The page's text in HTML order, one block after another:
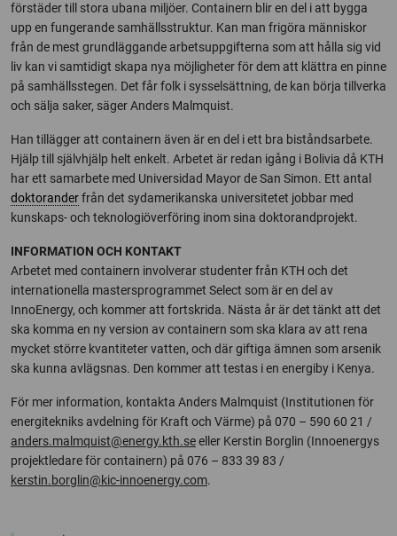
förstäder till stora ubana miljöer. Containern blir en del i att bygga
upp en fungerande samhällsstruktur. Kan man frigöra människor
från de mest grundläggande arbetsuppgifterna som att hålla sig vid
liv kan vi samtidigt skapa nya möjligheter för dem att klättra en pinne
på samhällsstegen. Det får folk i sysselsättning, de kan börja tillverka
och sälja saker, säger Anders Malmquist.
Han tillägger att containern även är en del i ett bra biståndsarbete.
Hjälp till självhjälp helt enkelt. Arbetet är redan igång i Bolivia då KTH
har ett samarbete med Universidad Mayor de San Simon. Ett antal
doktoranderfrån det sydamerikanska universitetet jobbar med
kunskaps- och teknologiöverföring inom sina doktorandprojekt.
INFORMATION OCH KONTAKT
Arbetet med containern involverar studenter från KTH och det
internationella mastersprogrammet Select som är en del av
InnoEnergy, och kommer att fortskrida. Nästa år är det tänkt att det
ska komma en ny version av containern som ska klara av att rena
mycket större kvantiteter vatten, och där giftiga ämnen som arsenik
ska kunna avlägsnas. Den kommer att testas i en energiby i Kenya.
För mer information, kontakta Anders Malmquist (Institutionen för
energitekniks avdelning för Kraft och Värme) på 070 – 590 60 21 /
anders.malmquist@energy.kth.seeller Kerstin Borglin (Innoenergys
projektledare för containern) på 076 – 833 39 83 /
kerstin.borglin@kic-innoenergy.com.